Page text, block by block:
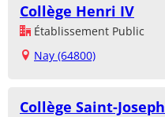
Collège Henri IV
Établissement Public
Nay (64800)
Collège Saint-Joseph